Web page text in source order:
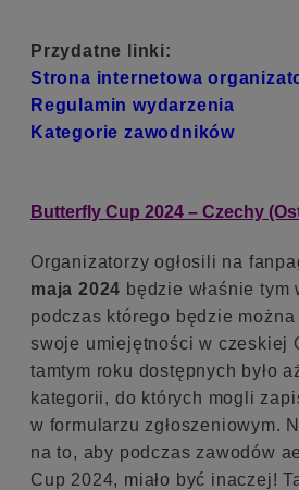
Przydatne linki:
Strona internetowa
Regulamin wydarzenia
Kategorie zawodników
Butterfly Cup 2024 – Czechy
Organizatorzy ogłosili na
maja 2024 będzie właśnie tym
podczas którego będzie
swoje umiejętności w czeskiej
tamtym roku dostępnych było
kategorii, do których mogli
w formularzu zgłoszeniowym.
na to, aby podczas zawodów
Cup 2024, miało być inaczej!